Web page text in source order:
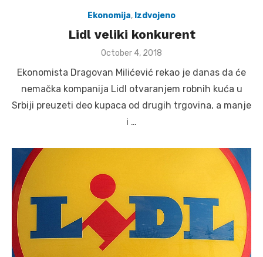
Ekonomija, Izdvojeno
Lidl veliki konkurent
Posted
October 4, 2018
Ekonomista Dragovan Milićević rekao je danas da će
nemačka kompanija Lidl otvaranjem robnih kuća u
Srbiji preuzeti deo kupaca od drugih trgovina, a manje
i …